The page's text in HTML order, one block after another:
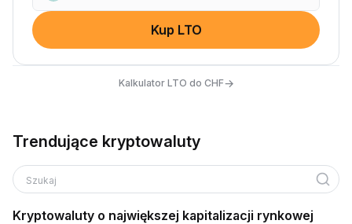
Kup LTO
Kalkulator LTO do CHF→
Trendujące kryptowaluty
Szukaj
Kryptowaluty o największej kapitalizacji rynkowej